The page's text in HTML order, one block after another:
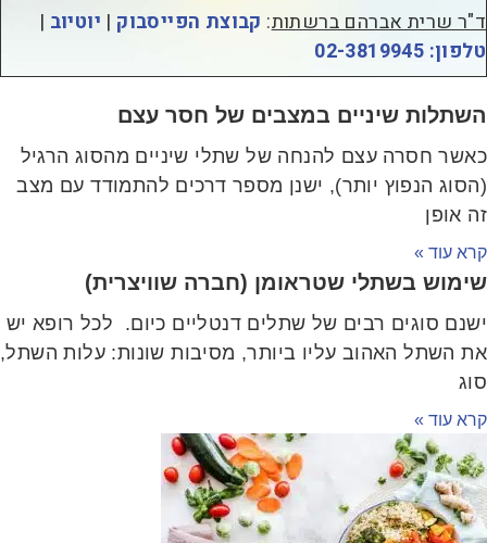
שרית אברהם ברשתות:קבוצת הפייסבוק|יוטיוב|
02-3819945
שיניים במצבים של חסר עצם
חסרה עצם להנחה של שתלי שיניים מהסוג הרגיל
הנפוץ יותר), ישנן מספר דרכים להתמודד עם מצב
אופן
עוד »
בשתלי שטראומן (חברה שוויצרית)
סוגים רבים של שתלים דנטליים כיום. לכל רופא יש
השתל האהוב עליו ביותר, מסיבות שונות: עלות השתל,
עוד »